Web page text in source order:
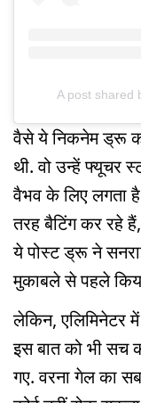
A post shared
वैसे ये निकनेम ड्रू
थी. वो उन्हें फ्यूचर
वैभव के लिए लगता
तरह बैटिंग कर रहे
ये पोस्ट ड्रू ने
मुकाबले से पहले
लेकिन, एलिमिनेटर
इस बात को भी सच
गए. वरना गेल का